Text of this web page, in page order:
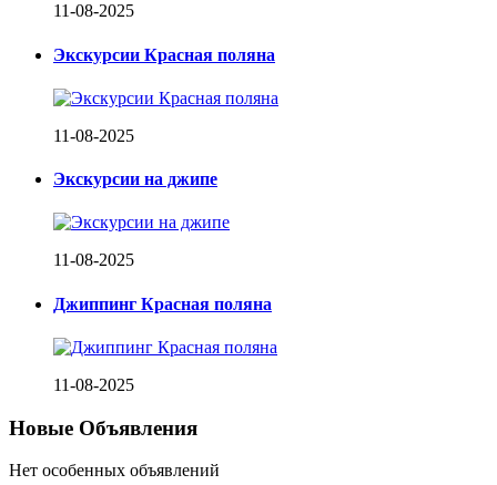
11-08-2025
Экскурсии Красная поляна
11-08-2025
Экскурсии на джипе
11-08-2025
Джиппинг Красная поляна
11-08-2025
Новые Объявления
Нет особенных объявлений